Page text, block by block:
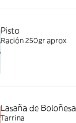
Pisto
Ración 250gr aprox
Lasaña de Boloñesa
Tarrina